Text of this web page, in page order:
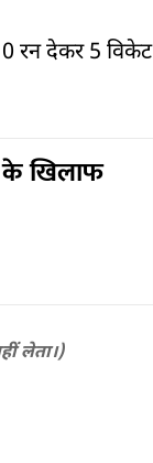
रन देकर 5 विकेट
के खिलाफ
लेता।)